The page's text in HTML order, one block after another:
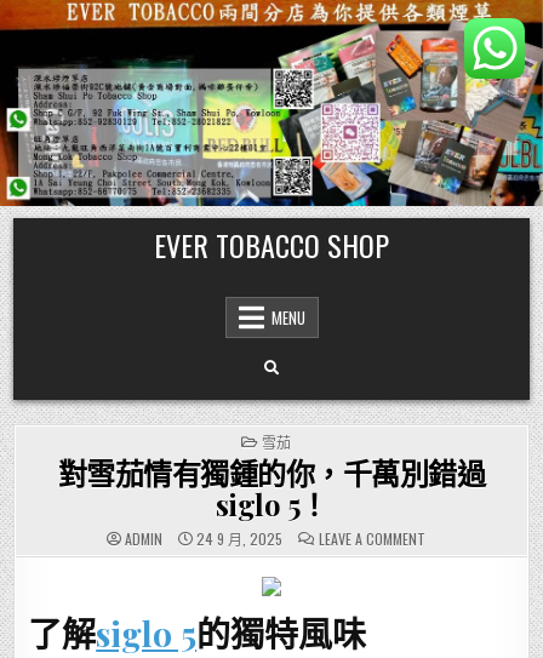
Skip
to
content
EVER TOBACCO SHOP
MENU
POSTED
IN
雪茄
對雪茄情有獨鍾的你，千萬別錯過
siglo 5！
ADMIN 24 9 月, 2025 LEAVE A COMMENTON
對
了解siglo 5的獨特風味